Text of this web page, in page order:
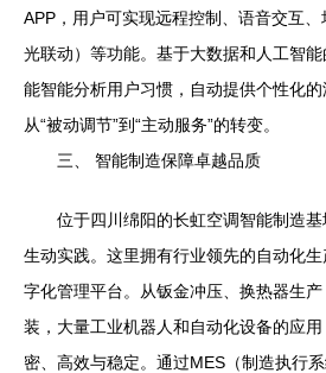
APP，用户可实现远程控制、语音交互
光联动）等功能。基于大数据和人工智
能智能分析用户习惯，自动提供个性化
从“被动调节”到“主动服务”的转变。
三、 智能制造保障卓越品质
位于四川绵阳的长虹空调智能制造基
生动实践。这里拥有行业领先的自动化
字化管理平台。从钣金冲压、换热器生
装，大量工业机器人和自动化设备的应
密、高效与稳定。通过MES（制造执行